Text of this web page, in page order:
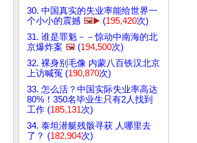
30. 中国真实的失业率能给世界一
个小小的震撼 🖼️▶️ (195,420次)
31. 谁是罪魁－－惊动中南海的北
京爆炸案 🖼️ (194,500次)
32. 裸身别毛像 内蒙八百铁汉北京
上访喊冤 (190,870次)
33. 怎么活？中国实际失业率高达
80%！350名毕业生只有2人找到
工作 (185,131次)
34. 泰坦潜艇残骸寻获 人哪里去
了？ (182,904次)